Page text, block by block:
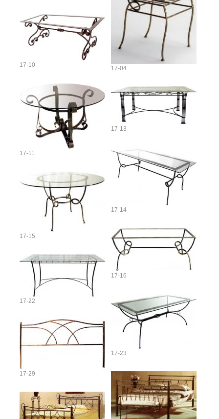
17-04
17-10
17-11
17-13
17-14
17-15
17-16
17-22
17-23
17-29